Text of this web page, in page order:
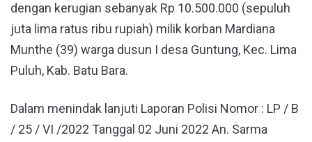
dengan kerugian sebanyak Rp 10.500.000 (sepuluh
juta lima ratus ribu rupiah) milik korban Mardiana
Munthe (39) warga dusun I desa Guntung, Kec. Lima
Puluh, Kab. Batu Bara.
Dalam menindak lanjuti Laporan Polisi Nomor : LP / B
/ 25 / VI /2022 Tanggal 02 Juni 2022 An. Sarma